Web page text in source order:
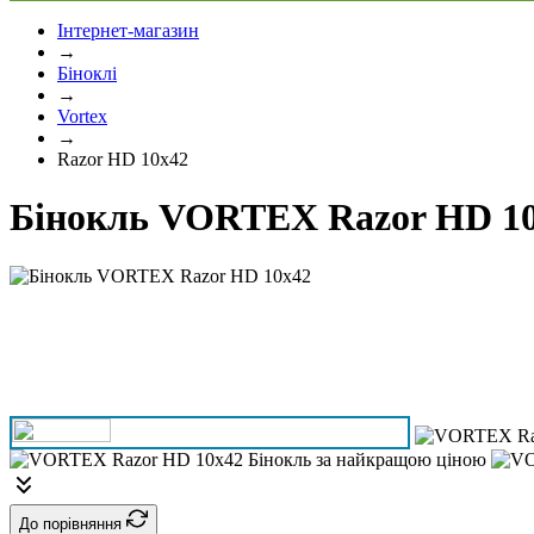
Інтернет-магазин
→
Біноклі
→
Vortex
→
Razor HD 10x42
Бінокль VORTEX Razor HD
До порівняння